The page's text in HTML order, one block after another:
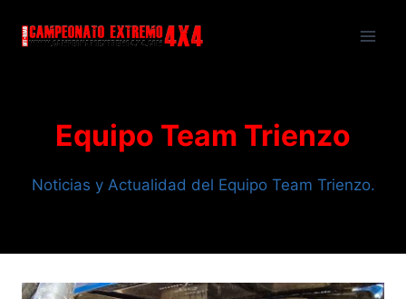
Equipo Team Trienzo
Noticias y Actualidad del Equipo Team Trienzo.